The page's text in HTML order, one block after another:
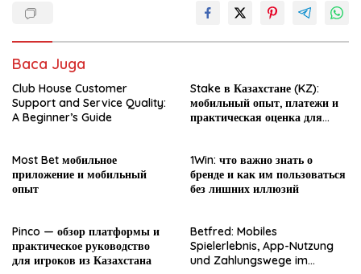
Baca Juga
Club House Customer
Support and Service Quality:
A Beginner’s Guide
Stake в Казахстане (KZ):
мобильный опыт, платежи и
практическая оценка для
Most Bet мобильное
приложение и мобильный
опыт
1Win: что важно знать о
бренде и как им пользоваться
без лишних иллюзий
Pinco — обзор платформы и
практическое руководство
для игроков из Казахстана
Betfred: Mobiles
Spielerlebnis, App-Nutzung
und Zahlungswege im